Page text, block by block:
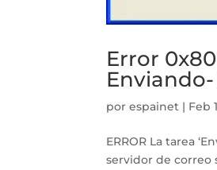
Error
porespainet | Feb
ERROR La tarea
servidor de correo